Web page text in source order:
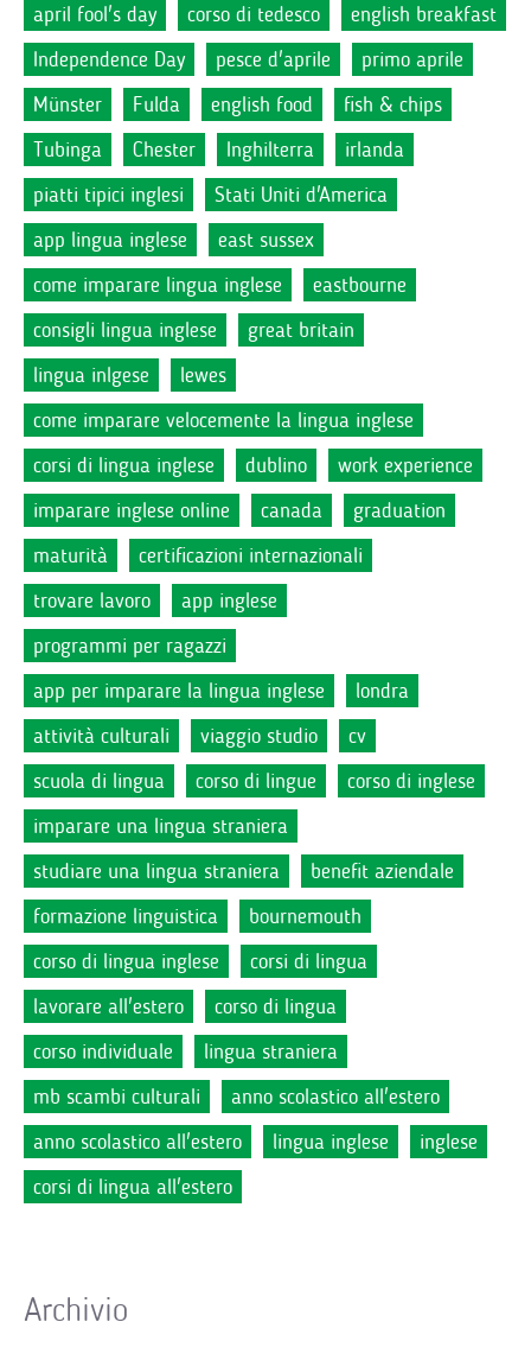
april fool's day corso di tedesco
english breakfast
Independence Day
pesce d'aprile
primo aprile
Münster
Fulda english food
fish & chips
Tubinga
Chester Inghilterra
irlanda
piatti tipici inglesi
Stati Uniti d'America
app lingua inglese
east sussex
come imparare lingua inglese
eastbourne
consigli lingua inglese
great britain
lingua inlgese
lewes
come imparare velocemente la lingua inglese
corsi di lingua inglese
dublino
work experience
imparare inglese online
canada
graduation
maturità
certificazioni internazionali
trovare lavoro
app inglese
programmi per ragazzi
app per imparare la lingua inglese
londra
attività culturali
viaggio studio
cv
scuola di lingua
corso di lingue
corso di inglese
imparare una lingua straniera
studiare una lingua straniera
benefit aziendale
formazione linguistica
bournemouth
corso di lingua inglese
corsi di lingua
lavorare all'estero
corso di lingua
corso individuale
lingua straniera
mb scambi culturali
anno scolastico all'estero
anno scolastico all'estero
lingua inglese
inglese
corsi di lingua all'estero
Archivio